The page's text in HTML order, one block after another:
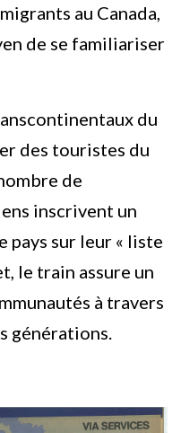
au Canada,
de se familiariser
du
des touristes du
de
inscrivent un
pays sur leur « liste
le train assure un
à travers
générations.